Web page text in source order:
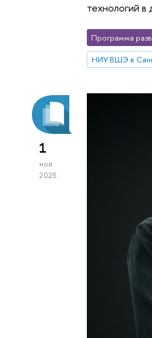
технологий в
Программа
НИУ ВШЭ в
1
ноя
2025